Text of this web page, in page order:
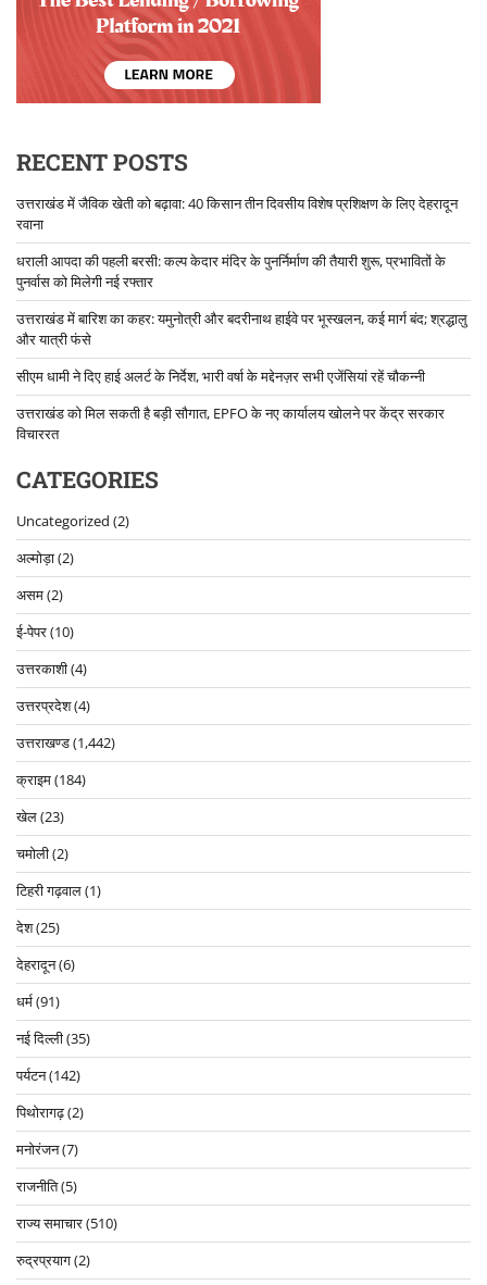
RECENT POSTS
उत्तराखंड में जैविक खेती को बढ़ावा: 40 किसान तीन दिवसीय विशेष प्रशिक्षण के लिए देहरादून
रवाना
धराली आपदा की पहली बरसी: कल्प केदार मंदिर के पुनर्निर्माण की तैयारी शुरू, प्रभावितों के
पुनर्वास को मिलेगी नई रफ्तार
उत्तराखंड में बारिश का कहर: यमुनोत्री और बदरीनाथ हाईवे पर भूस्खलन, कई मार्ग बंद; श्रद्धालु
और यात्री फंसे
सीएम धामी ने दिए हाई अलर्ट के निर्देश, भारी वर्षा के मद्देनज़र सभी एजेंसियां रहें चौकन्नी
उत्तराखंड को मिल सकती है बड़ी सौगात, EPFO के नए कार्यालय खोलने पर केंद्र सरकार
विचाररत
CATEGORIES
Uncategorized (2)
अल्मोड़ा(2)
असम(2)
ई-पेपर(10)
उत्तरकाशी(4)
उत्तरप्रदेश(4)
उत्तराखण्ड(1,442)
क्राइम(184)
खेल(23)
चमोली(2)
टिहरी गढ़वाल(1)
देश(25)
देहरादून(6)
धर्म(91)
नई दिल्ली(35)
पर्यटन(142)
पिथोरागढ़(2)
मनोरंजन(7)
राजनीति(5)
राज्य समाचार(510)
रुद्रप्रयाग(2)